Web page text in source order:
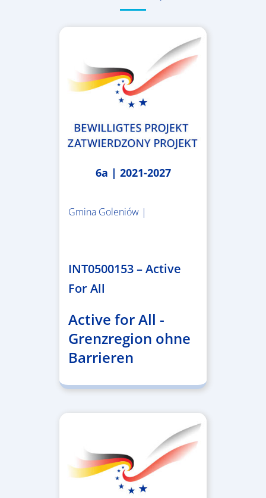
6a | 2021-2027
Gmina Goleniów |
INT0500153 – Active
For All
Active for All -
Grenzregion ohne
Barrieren